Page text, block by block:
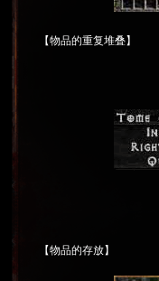
【物品的重复堆叠】
【物品的存放】